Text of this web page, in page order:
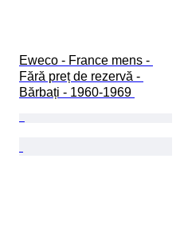
Eweco - France mens -
Fără preț de rezervă -
Bărbați - 1960-1969